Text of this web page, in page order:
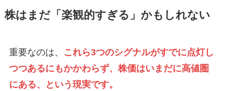
株はまだ「楽観的すぎる」かもしれない
重要なのは、
これら3つのシグナルがすでに点灯し
つつあるにもかかわらず、株価はいまだに高値圏
にある、という現実です。